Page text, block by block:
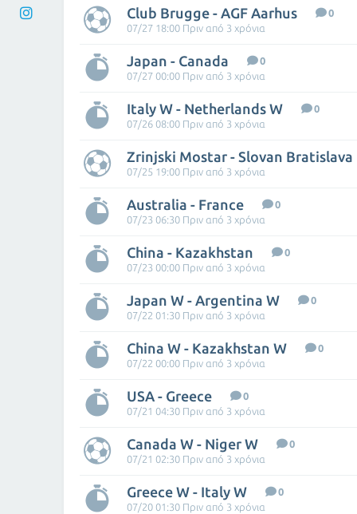
Club Brugge - AGF Aarhus
0
07/27 18:00 Πριν από 3 χρόνια
Japan - Canada
0
07/27 00:00 Πριν από 3 χρόνια
Italy W - Netherlands W
0
07/26 08:00 Πριν από 3 χρόνια
Zrinjski Mostar - Slovan Bratislava
07/25 19:00 Πριν από 3 χρόνια
Australia - France
0
07/23 06:30 Πριν από 3 χρόνια
China - Kazakhstan
0
07/23 00:00 Πριν από 3 χρόνια
Japan W - Argentina W
0
07/22 01:30 Πριν από 3 χρόνια
China W - Kazakhstan W
0
07/22 00:00 Πριν από 3 χρόνια
USA - Greece
0
07/21 04:30 Πριν από 3 χρόνια
Canada W - Niger W
0
07/21 02:30 Πριν από 3 χρόνια
Greece W - Italy W
0
07/20 01:30 Πριν από 3 χρόνια